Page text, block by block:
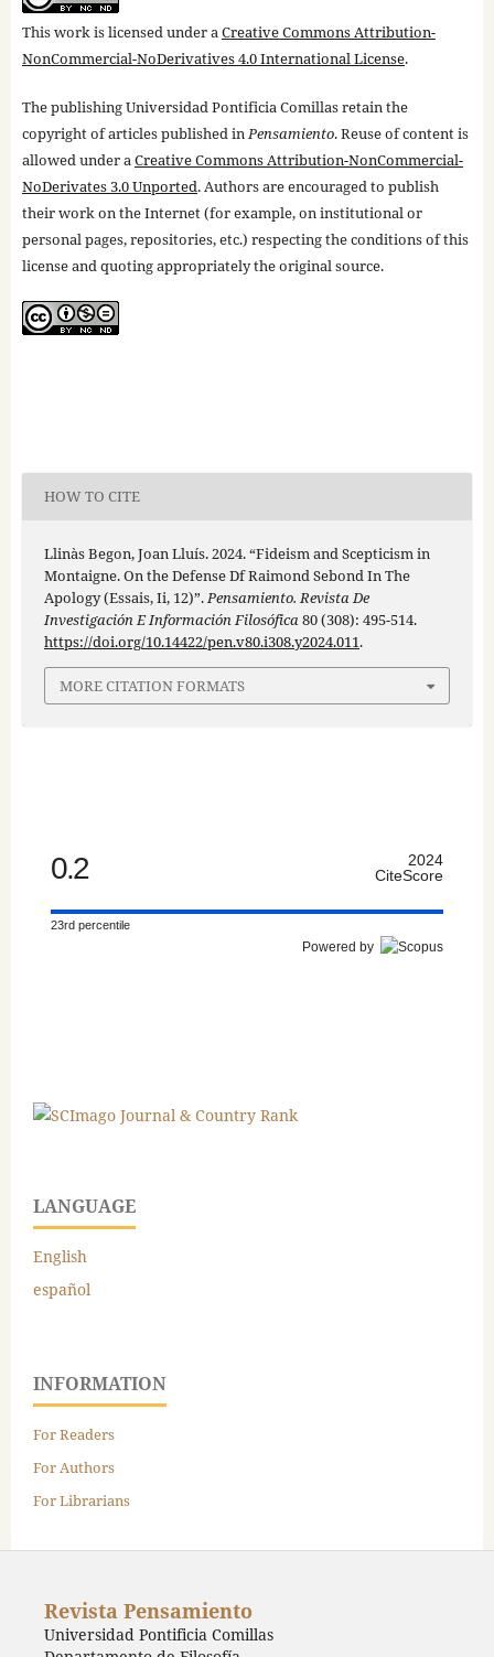
This work is licensed under aCreative Commons Attribution-
NonCommercial-NoDerivatives 4.0 International License.
The publishing Universidad Pontificia Comillas retain the
copyright of articles published inPensamiento. Reuse of content is
allowed under aCreative Commons Attribution-NonCommercial-
NoDerivates 3.0 Unported. Authors are encouraged to publish
their work on the Internet (for example, on institutional or
personal pages, repositories, etc.) respecting the conditions of this
license and quoting appropriately the original source.
HOW TO CITE
Llinàs Begon, Joan Lluís. 2024. “Fideism and Scepticism in
Montaigne. On the Defense Df Raimond Sebond In The
Apology (Essais, Ii, 12)”.Pensamiento. Revista De
Investigación E Información Filosófica80 (308): 495-514.
https://doi.org/10.14422/pen.v80.i308.y2024.011.
MORE CITATION FORMATS
0.2
2024
CiteScore
23rd percentile
Powered by
LANGUAGE
English
español
INFORMATION
For Readers
For Authors
For Librarians
Revista Pensamiento
Universidad Pontificia Comillas